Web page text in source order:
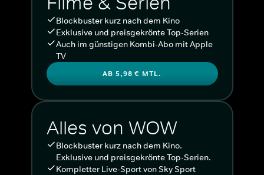
Blockbuster kurz nach dem Kino
Exklusive und preisgekrönte Top-Serien
Auch im günstigen Kombi-Abo mit Apple
TV
AB 5,98 € MTL.
Alles von WOW
Blockbuster kurz nach dem Kino.
Exklusive und preisgekrönte Top-Serien.
Kompletter Live-Sport von Sky Sport